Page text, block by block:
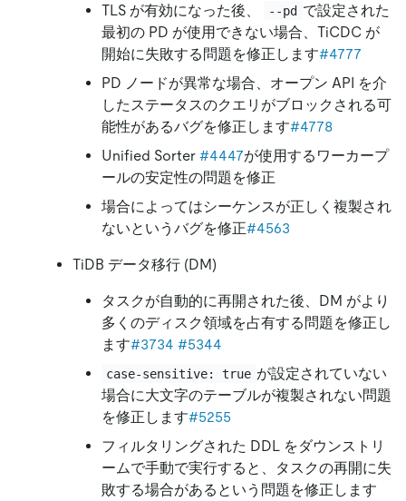
TLS が有効になった後、
--pd で設定された
最初の PD が使用できない場合、TiCDC が
開始に失敗する問題を修正します#4777
PD ノードが異常な場合、オープン API を介
したステータスのクエリがブロックされる可
能性があるバグを修正します#4778
Unified Sorter #4447が使用するワーカープ
ールの安定性の問題を修正
場合によってはシーケンスが正しく複製され
ないというバグを修正#4563
TiDB データ移行 (DM)
タスクが自動的に再開された後、DM がより
多くのディスク領域を占有する問題を修正し
ます#3734 #5344
case-sensitive: true が設定されていない
場合に大文字のテーブルが複製されない問題
を修正します#5255
フィルタリングされた DDL をダウンストリ
ームで手動で実行すると、タスクの再開に失
敗する場合があるという問題を修正します